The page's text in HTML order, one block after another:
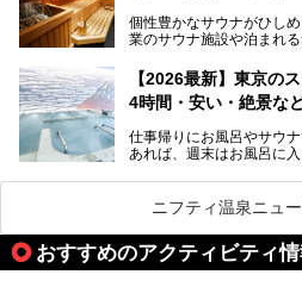
個性豊かなサウナがひし
業のサウナ施設や泊まれ
を旅の目的とする「サ旅
ど、自分の好きなタイミ
魅力です。
最近では、男性専用施設
い個室サウナも増えてき
ら、特におすすめしたい
してみてください。
【2026最新】東京の
4時間・安い・絶景な
仕事帰りにお風呂やサウ
あれば、週末はお風呂に
また、終電を逃してしま
る場所があれば」と探し
しょうか。
そこで本記事では、東京
ニフティ温泉ニュ
おすすめのアクティビティ